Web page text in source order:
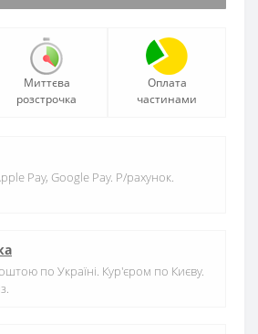
Миттєва
розстрочка
Оплата
частинами
Pay, Google Pay. Р/рахунок.
по Україні. Кур'єром по Києву.